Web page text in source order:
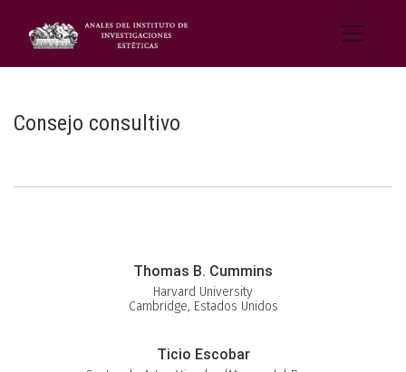
Consejo consultivo
Thomas B. Cummins
Harvard University
Cambridge, Estados Unidos
Ticio Escobar